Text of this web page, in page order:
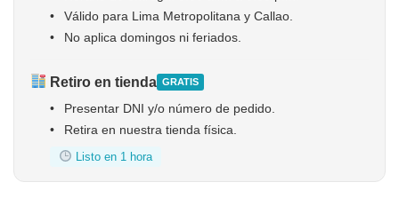
•
Válido para Lima Metropolitana y Callao.
•
No aplica domingos ni feriados.
Retiro en tienda GRATIS
•
Presentar DNI y/o número de pedido.
•
Retira en nuestra tienda física.
Listo en 1 hora